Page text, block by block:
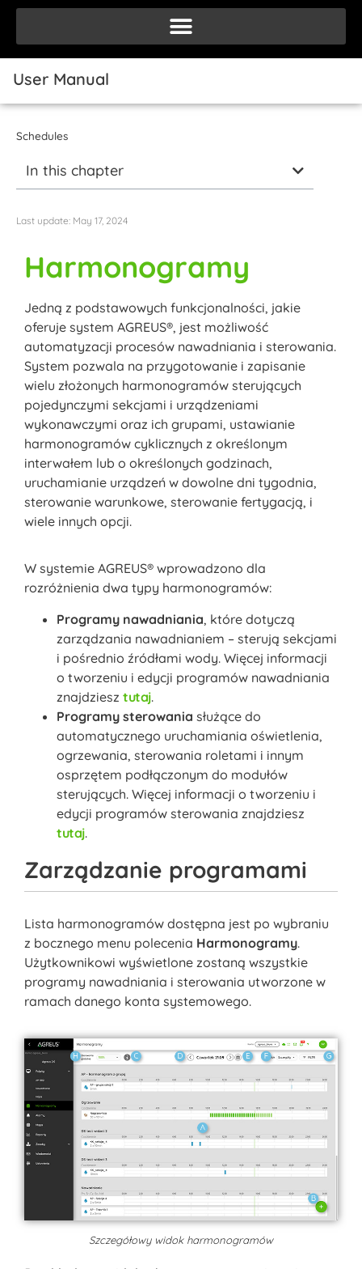
User Manual
Schedules
In this chapter
Last update: May 17, 2024
Harmonogramy
Jedną z podstawowych funkcjonalności, jakie
oferuje system AGREUS®, jest możliwość
automatyzacji procesów nawadniania i sterowania.
System pozwala na przygotowanie i zapisanie
wielu złożonych harmonogramów sterujących
pojedynczymi sekcjami i urządzeniami
wykonawczymi oraz ich grupami, ustawianie
harmonogramów cyklicznych z określonym
interwałem lub o określonych godzinach,
uruchamianie urządzeń w dowolne dni tygodnia,
sterowanie warunkowe, sterowanie fertygacją, i
wiele innych opcji.
W systemie AGREUS® wprowadzono dla
rozróżnienia dwa typy harmonogramów:
Programy nawadniania, które dotyczą
zarządzania nawadnianiem – sterują sekcjami
i pośrednio źródłami wody. Więcej informacji
o tworzeniu i edycji programów nawadniania
znajdziesz tutaj.
Programy sterowania służące do
automatycznego uruchamiania oświetlenia,
ogrzewania, sterowania roletami i innym
osprzętem podłączonym do modułów
sterujących. Więcej informacji o tworzeniu i
edycji programów sterowania znajdziesz
tutaj.
Zarządzanie programami
Lista harmonogramów dostępna jest po wybraniu
z bocznego menu polecenia Harmonogramy.
Użytkownikowi wyświetlone zostaną wszystkie
programy nawadniania i sterowania utworzone w
ramach danego konta systemowego.
Szczegółowy widok harmonogramów